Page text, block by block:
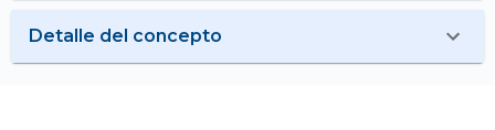
Detalle del concepto